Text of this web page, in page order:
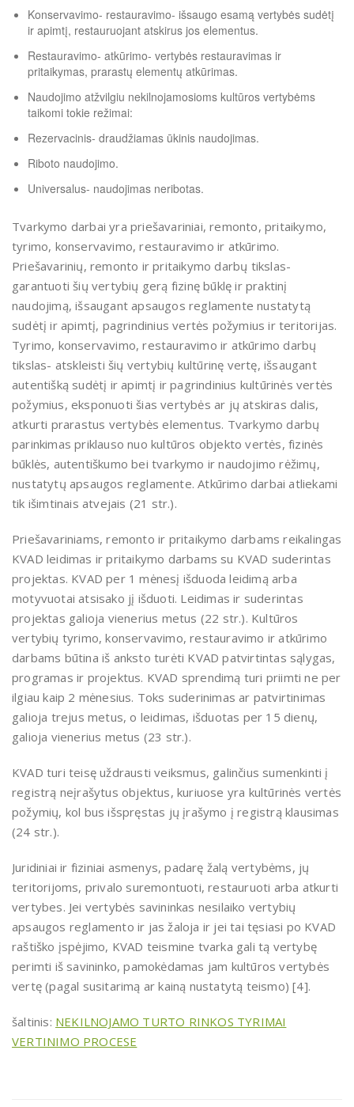
Konservavimo- restauravimo- išsaugo esamą vertybės sudėtį
ir apimtį, restauruojant atskirus jos elementus.
Restauravimo- atkūrimo- vertybės restauravimas ir
pritaikymas, prarastų elementų atkūrimas.
Naudojimo atžvilgiu nekilnojamosioms kultūros vertybėms
taikomi tokie režimai:
Rezervacinis- draudžiamas ūkinis naudojimas.
Riboto naudojimo.
Universalus- naudojimas neribotas.
Tvarkymo darbai yra priešavariniai, remonto, pritaikymo,
tyrimo, konservavimo, restauravimo ir atkūrimo.
Priešavarinių, remonto ir pritaikymo darbų tikslas-
garantuoti šių vertybių gerą fizinę būklę ir praktinį
naudojimą, išsaugant apsaugos reglamente nustatytą
sudėtį ir apimtį, pagrindinius vertės požymius ir teritorijas.
Tyrimo, konservavimo, restauravimo ir atkūrimo darbų
tikslas- atskleisti šių vertybių kultūrinę vertę, išsaugant
autentišką sudėtį ir apimtį ir pagrindinius kultūrinės vertės
požymius, eksponuoti šias vertybės ar jų atskiras dalis,
atkurti prarastus vertybės elementus. Tvarkymo darbų
parinkimas priklauso nuo kultūros objekto vertės, fizinės
būklės, autentiškumo bei tvarkymo ir naudojimo rėžimų,
nustatytų apsaugos reglamente. Atkūrimo darbai atliekami
tik išimtinais atvejais (21 str.).
Priešavariniams, remonto ir pritaikymo darbams reikalingas
KVAD leidimas ir pritaikymo darbams su KVAD suderintas
projektas. KVAD per 1 mėnesį išduoda leidimą arba
motyvuotai atsisako jį išduoti. Leidimas ir suderintas
projektas galioja vienerius metus (22 str.). Kultūros
vertybių tyrimo, konservavimo, restauravimo ir atkūrimo
darbams būtina iš anksto turėti KVAD patvirtintas sąlygas,
programas ir projektus. KVAD sprendimą turi priimti ne per
ilgiau kaip 2 mėnesius. Toks suderinimas ar patvirtinimas
galioja trejus metus, o leidimas, išduotas per 15 dienų,
galioja vienerius metus (23 str.).
KVAD turi teisę uždrausti veiksmus, galinčius sumenkinti į
registrą neįrašytus objektus, kuriuose yra kultūrinės vertės
požymių, kol bus išspręstas jų įrašymo į registrą klausimas
(24 str.).
Juridiniai ir fiziniai asmenys, padarę žalą vertybėms, jų
teritorijoms, privalo suremontuoti, restauruoti arba atkurti
vertybes. Jei vertybės savininkas nesilaiko vertybių
apsaugos reglamento ir jas žaloja ir jei tai tęsiasi po KVAD
raštiško įspėjimo, KVAD teismine tvarka gali tą vertybę
perimti iš savininko, pamokėdamas jam kultūros vertybės
vertę (pagal susitarimą ar kainą nustatytą teismo) [4].
šaltinis: NEKILNOJAMO TURTO RINKOS TYRIMAI
VERTINIMO PROCESE